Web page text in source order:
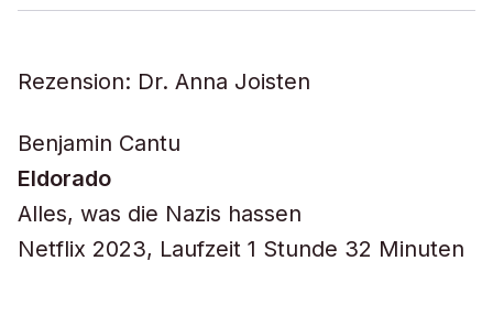
Rezension: Dr. Anna Joisten
Benjamin Cantu
Eldorado
Alles, was die Nazis hassen
Netflix 2023, Laufzeit 1 Stunde 32 Minuten